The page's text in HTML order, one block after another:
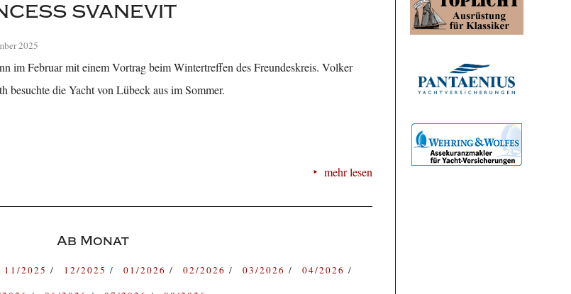
SVANEVIT
2025
im Februar mit einem Vortrag beim Wintertreffen des Freundeskreis. Volker
besuchte die Yacht von Lübeck aus im Sommer.
mehr lesen
Ab Monat
11/2025 12/2025 01/2026 02/2026 03/2026
04/2026